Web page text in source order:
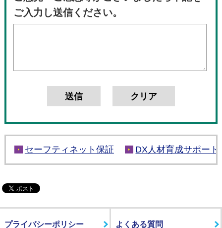
ご入力し送信ください。
セーフティネット保証 DX人材育成サポート
プライバシーポリシー よくある質問